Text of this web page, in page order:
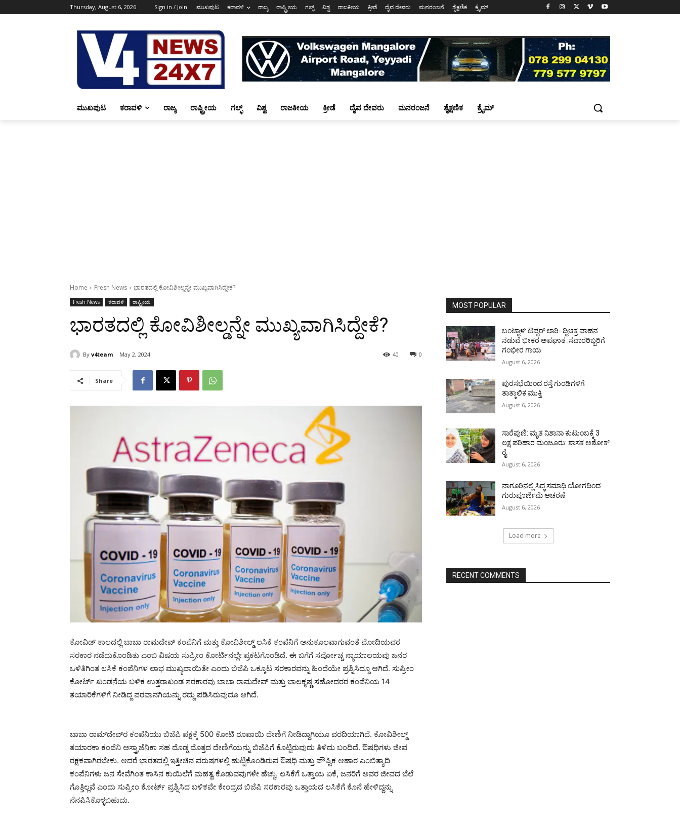
Thursday, August 6, 2026 Sign in / Join ಮುಖಪುಟ ಕರಾವಳಿ ರಾಜ್ಯ ರಾಷ್ಟ್ರೀಯ ಗಲ್ಫ್ ವಿಶ್ವ ರಾಜಕೀಯ ಕ್ರೀಡೆ ದೈವ ದೇವರು ಮನರಂಜನೆ ಶೈಕ್ಷಣಿಕ ಕ್ರೈಮ್
ಮುಖಪುಟ ಕರಾವಳಿ ರಾಜ್ಯ ರಾಷ್ಟ್ರೀಯ ಗಲ್ಫ್ ವಿಶ್ವ ರಾಜಕೀಯ ಕ್ರೀಡೆ ದೈವ ದೇವರು ಮನರಂಜನೆ ಶೈಕ್ಷಣಿಕ ಕ್ರೈಮ್
Home Fresh News ಭಾರತದಲ್ಲಿ ಕೋವಿಶೀಲ್ಡನ್ನೇ ಮುಖ್ಯವಾಗಿಸಿದ್ದೇಕೆ?
Fresh News ಕರಾವಳಿ ರಾಷ್ಟ್ರೀಯ
ಭಾರತದಲ್ಲಿ ಕೋವಿಶೀಲ್ಡನ್ನೇ ಮುಖ್ಯವಾಗಿಸಿದ್ದೇಕೆ?
By v4team May 2, 2024 0
40
Share
ಕೋವಿಡ್ ಕಾಲದಲ್ಲಿ ಬಾಬಾ ರಾಮದೇವ್ ಕಂಪೆನಿಗೆ ಮತ್ತು ಕೋವಿಶೀಲ್ಡ್ ಲಸಿಕೆ ಕಂಪೆನಿಗೆ ಅನುಕೂಲವಾಗುವಂತೆ ಮೋದಿಯವರ
ಸರಕಾರ ನಡೆದುಕೊಂಡಿತು ಎಂಬ ವಿಷಯ ಸುಪ್ರೀಂ ಕೋರ್ಟಿನಲ್ಲೇ ಪ್ರಕಟಗೊಂಡಿದೆ. ಈ ಬಗೆಗೆ ಸರ್ವೋಚ್ಚ ನ್ಯಾಯಾಲಯವು ಜನರ
ಒಳಿತಿಗಿಂತ ಲಸಿಕೆ ಕಂಪೆನಿಗಳ ಲಾಭ ಮುಖ್ಯವಾಯಿತೇ ಎಂದು ಬಿಜೆಪಿ ಒಕ್ಕೂಟ ಸರಕಾರವನ್ನು ಹಿಂದೆಯೇ ಪ್ರಶ್ನಿಸಿದ್ದೂ ಆಗಿದೆ. ಸುಪ್ರೀಂ
ಕೋರ್ಟ್ ಖಂಡನೆಯ ಬಳಿಕ ಉತ್ತರಾಖಂಡ ಸರಕಾರವು ಬಾಬಾ ರಾಮದೇವ್ ಮತ್ತು ಬಾಲಕೃಷ್ಣ ಸಹೋದರರ ಕಂಪೆನಿಯ 14
ತಯಾರಿಕೆಗಳಿಗೆ ನೀಡಿದ್ದ ಪರವಾನಗಿಯನ್ನು ರದ್ದು ಪಡಿಸಿರುವುದೂ ಆಗಿದೆ.
ಬಾಬಾ ರಾಮ್‍ದೇವ್‍ರ ಕಂಪೆನಿಯು ಬಿಜೆಪಿ ಪಕ್ಷಕ್ಕೆ 500 ಕೋಟಿ ರೂಪಾಯಿ ದೇಣಿಗೆ ನೀಡಿದ್ದಾಗಿಯೂ ವರದಿಯಾಗಿದೆ. ಕೋವಿಶೀಲ್ಡ್
ತಯಾರಕಾ ಕಂಪೆನಿ ಅಸ್ತ್ರಾಜೆನಿಕಾ ಸಹ ದೊಡ್ಡ ಮೊತ್ತದ ದೇಣಿಗೆಯನ್ನು ಬಿಜೆಪಿಗೆ ಕೊಟ್ಟಿರುವುದು ತಿಳಿದು ಬಂದಿದೆ. ಔಷಧಿಗಳು ಜೀವ
ರಕ್ಷಕವಾಗಿರಬೇಕು. ಆದರೆ ಭಾರತದಲ್ಲಿ ಇತ್ತೀಚಿನ ವರುಷಗಳಲ್ಲಿ ಹುಟ್ಟಿಕೊಂಡಿರುವ ಔಷಧಿ ಮತ್ತು ಪೌಷ್ಟಿಕ ಆಹಾರ ಎಂಬಿತ್ಯಾದಿ
ಕಂಪೆನಿಗಳು ಜನ ಸೇವೆಗಿಂತ ಕಾಸಿನ ಕುಯಿಲೆಗೆ ಮಹತ್ವ ಕೊಡುವವುಗಳೇ ಹೆಚ್ಚು. ಲಸಿಕೆಗೆ ಒತ್ತಾಯ ಏಕೆ, ಜನರಿಗೆ ಅವರ ಜೀವದ ಬೆಲೆ
ಗೊತ್ತಿಲ್ಲವೆ ಎಂದು ಸುಪ್ರೀಂ ಕೋರ್ಟ್ ಪ್ರಶ್ನಿಸಿದ ಬಳಿಕವೇ ಕೇಂದ್ರದ ಬಿಜೆಪಿ ಸರಕಾರವು ಒತ್ತಾಯದ ಲಸಿಕೆಗೆ ಕೊನೆ ಹೇಳಿದ್ದನ್ನು
ನೆನಪಿಸಿಕೊಳ್ಳಬಹುದು.
MOST POPULAR
ಬಂಟ್ವಾಳ: ಟಿಪ್ಪರ್ ಲಾರಿ- ದ್ವಿಚಕ್ರ ವಾಹನ
ನಡುವೆ ಭೀಕರ ಅಪಘಾತ :ಸವಾರರಿಬ್ಬರಿಗೆ
ಗಂಭೀರ ಗಾಯ
August 6, 2026
ಪುರಸಭೆಯಿಂದ ರಸ್ತೆ ಗುಂಡಿಗಳಿಗೆ
ತಾತ್ಕಾಲಿಕ ಮುಕ್ತಿ
August 6, 2026
ಸಾರೆಪುಣಿ: ಮೃತ ನಿಶಾನಾ ಕುಟುಂಬಕ್ಕೆ 3
ಲಕ್ಷ ಪರಿಹಾರ ಮಂಜೂರು: ಶಾಸಕ ಅಶೋಕ್
ರೈ
August 6, 2026
ನಾಗೂರಿನಲ್ಲಿ ಸಿದ್ಧ ಸಮಾಧಿ ಯೋಗದಿಂದ
ಗುರುಪೂರ್ಣಿಮೆ ಆಚರಣೆ
August 6, 2026
Load more
RECENT COMMENTS